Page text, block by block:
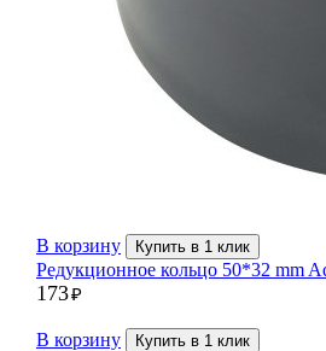
В корзину Купить в 1 клик
Редукционное кольцо 50*32 mm
173₽
В корзину Купить в 1 клик